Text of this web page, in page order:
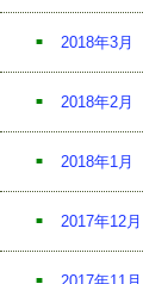
2018年3月
2018年2月
2018年1月
2017年12月